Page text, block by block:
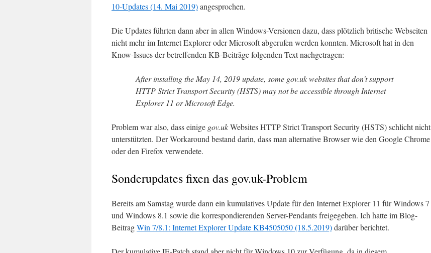
10-Updates (14. Mai 2019)angesprochen.
Die Updates führten dann aber in allen Windows-Versionen dazu, dass plötzlich britische Webseiten
nicht mehr im Internet Explorer oder Microsoft abgerufen werden konnten. Microsoft hat in den
Know-Issues der betreffenden KB-Beiträge folgenden Text nachgetragen:
After installing the May 14, 2019 update, some gov.uk websites that don't support
HTTP Strict Transport Security (HSTS) may not be accessible through Internet
Explorer 11 or Microsoft Edge.
Problem war also, dass einige gov.ukWebsites HTTP Strict Transport Security (HSTS) schlicht nicht
unterstützten. Der Workaround bestand darin, dass man alternative Browser wie den Google Chrome
oder den Firefox verwendete.
Sonderupdates fixen das gov.uk-Problem
Bereits am Samstag wurde dann ein kumulatives Update für den Internet Explorer 11 für Windows 7
und Windows 8.1 sowie die korrespondierenden Server-Pendants freigegeben. Ich hatte im Blog-
BeitragWin 7/8.1: Internet Explorer Update KB4505050 (18.5.2019)darüber berichtet.